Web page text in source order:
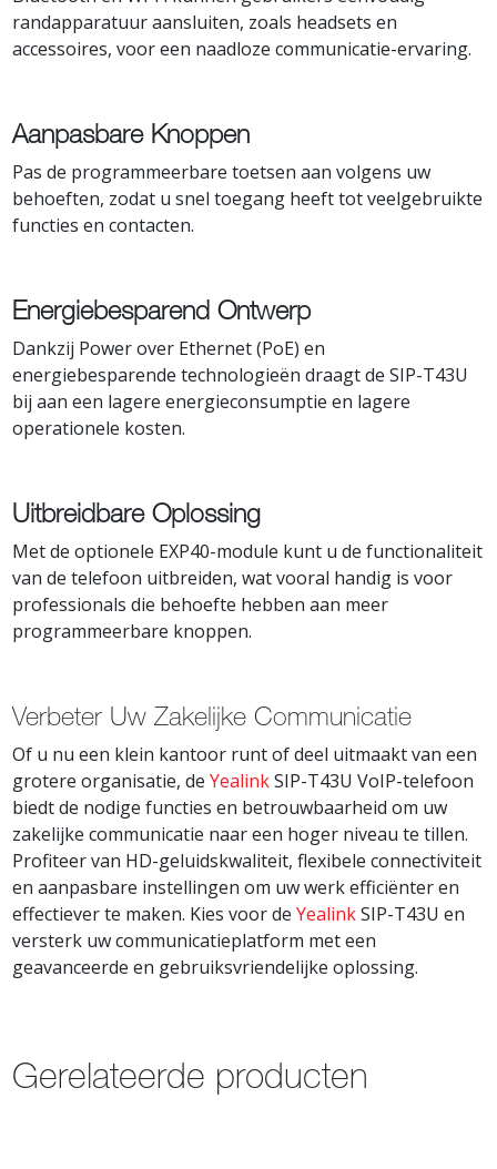
randapparatuur aansluiten, zoals headsets en
accessoires, voor een naadloze communicatie-ervaring.
Aanpasbare Knoppen
Pas de programmeerbare toetsen aan volgens uw
behoeften, zodat u snel toegang heeft tot veelgebruikte
functies en contacten.
Energiebesparend Ontwerp
Dankzij Power over Ethernet (PoE) en
energiebesparende technologieën draagt de SIP-T43U
bij aan een lagere energieconsumptie en lagere
operationele kosten.
Uitbreidbare Oplossing
Met de optionele EXP40-module kunt u de functionaliteit
van de telefoon uitbreiden, wat vooral handig is voor
professionals die behoefte hebben aan meer
programmeerbare knoppen.
Verbeter Uw Zakelijke Communicatie
Of u nu een klein kantoor runt of deel uitmaakt van een
grotere organisatie, deYealinkSIP-T43U VoIP-telefoon
biedt de nodige functies en betrouwbaarheid om uw
zakelijke communicatie naar een hoger niveau te tillen.
Profiteer van HD-geluidskwaliteit, flexibele connectiviteit
en aanpasbare instellingen om uw werk efficiënter en
effectiever te maken. Kies voor deYealinkSIP-T43U en
versterk uw communicatieplatform met een
geavanceerde en gebruiksvriendelijke oplossing.
Gerelateerde producten